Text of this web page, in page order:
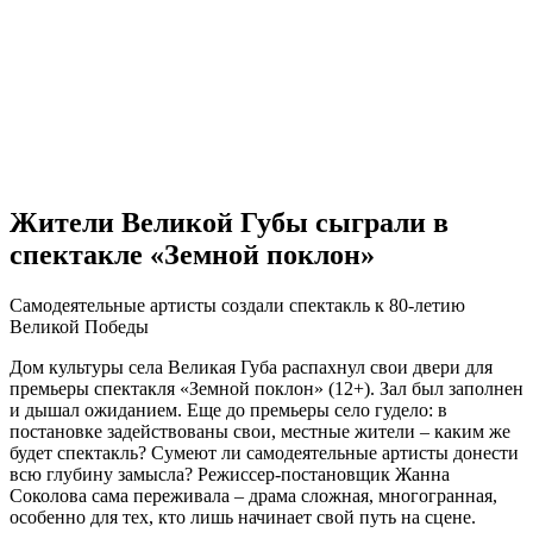
Жители Великой Губы сыграли в
спектакле «Земной поклон»
Самодеятельные артисты создали спектакль к 80-летию
Великой Победы
Дом культуры села Великая Губа распахнул свои двери для
премьеры спектакля «Земной поклон» (12+). Зал был заполнен
и дышал ожиданием. Еще до премьеры село гудело: в
постановке задействованы свои, местные жители – каким же
будет спектакль? Сумеют ли самодеятельные артисты донести
всю глубину замысла? Режиссер-постановщик Жанна
Соколова сама переживала – драма сложная, многогранная,
особенно для тех, кто лишь начинает свой путь на сцене.